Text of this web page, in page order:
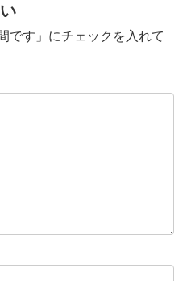
です」にチェックを入れて